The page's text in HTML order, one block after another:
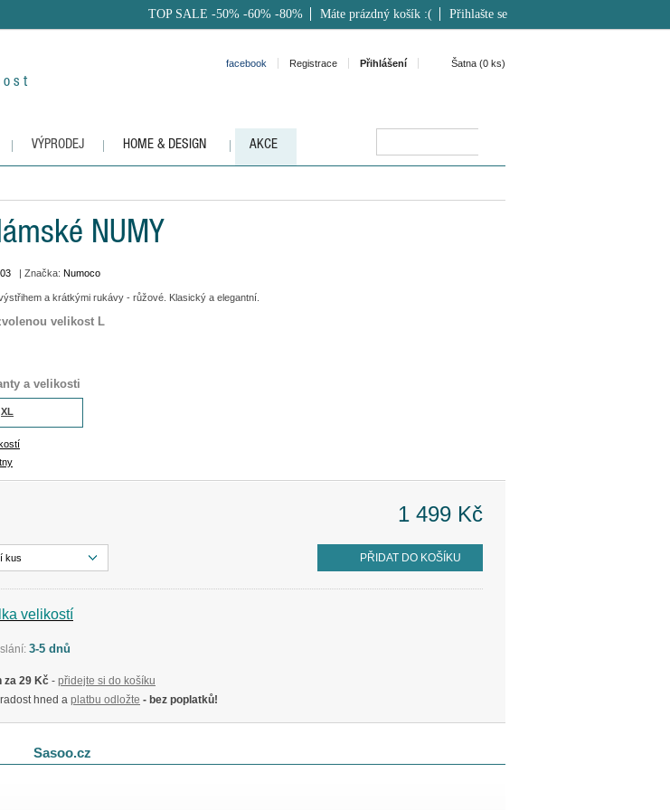
o s t
TOP SALE -50% -60% -80% Máte prázdný košík :( Přihlašte se
facebook Registrace Přihlášení Šatna (0 ks)
VÝPRODEJ HOME & DESIGN AKCE
NUMY
| Značka: Numoco
a krátkými rukávy - růžové. Klasický a elegantní.
velikost L
a velikosti
XL
1 499 Kč
kus PŘIDAT DO KOŠÍKU
velikostí
3-5 dnů
za 29 Kč - přidejte si do košíku
hned a platbu odložte - bez poplatků!
Sasoo.cz